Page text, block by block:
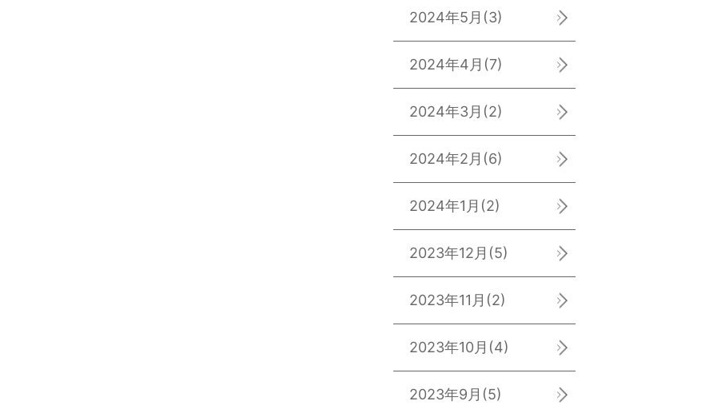
2024年5月 (3)
2024年4月 (7)
2024年3月 (2)
2024年2月 (6)
2024年1月 (2)
2023年12月 (5)
2023年11月 (2)
2023年10月 (4)
2023年9月 (5)